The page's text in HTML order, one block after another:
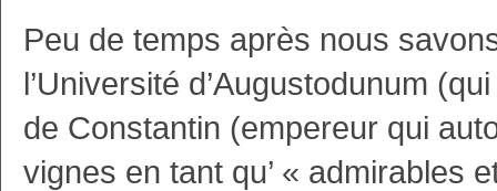
Peu de temps après nous
l’Université d’Augustodunum
de Constantin (empereur qui
vignes en tant qu’ « admirables